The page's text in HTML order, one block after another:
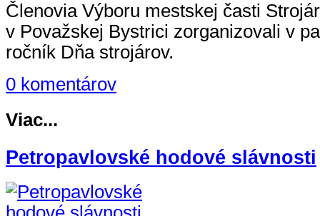
Členovia Výboru mestskej časti
v Považskej Bystrici zorganizovali v
ročník Dňa strojárov.
0 komentárov
Viac...
Petropavlovské hodové slávnosti